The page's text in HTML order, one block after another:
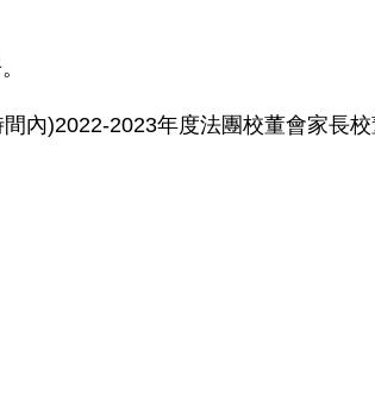
內)2022-2023年度法團校董會家長校